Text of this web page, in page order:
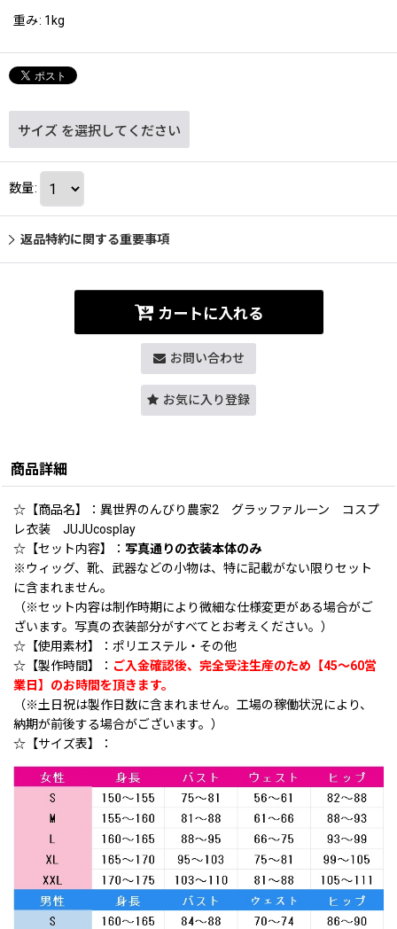
重み: 1kg
サイズ を選択してください
数量:
返品特約に関する重要事項
カートに入れる
お問い合わせ
お気に入り登録
商品詳細
☆【商品名】：異世界のんびり農家2 グラッファルーン コスプ
レ衣装 JUJUcosplay
☆【セット内容】： 写真通りの衣装本体のみ
※ウィッグ、靴、武器などの小物は、特に記載がない限りセット
に含まれません。
（※セット内容は制作時期により微細な仕様変更がある場合がご
ざいます。写真の衣装部分がすべてとお考えください。）
☆【使用素材】：ポリエステル・その他
☆【製作時間】： ご入金確認後、完全受注生産のため【45〜60営
業日】のお時間を頂きます。
（※土日祝は製作日数に含まれません。工場の稼働状況により、
納期が前後する場合がございます。）
☆【サイズ表】：